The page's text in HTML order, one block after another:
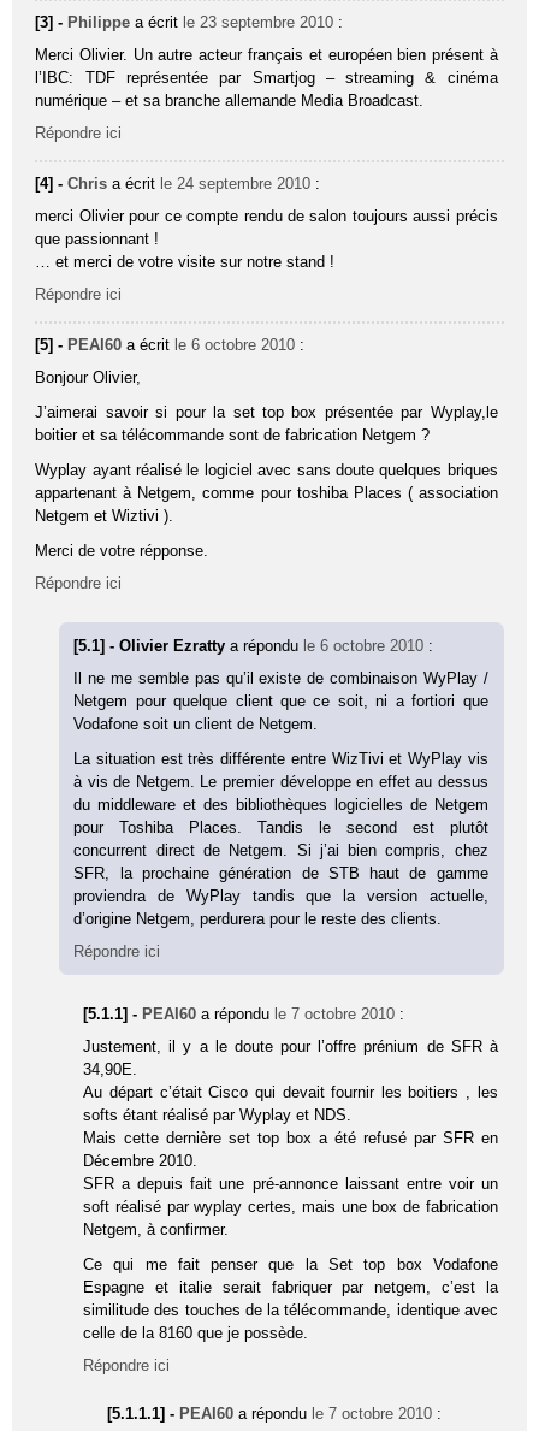
[3] - Philippe a écrit le 23 septembre 2010 :
Merci Olivier. Un autre acteur français et européen bien présent à
l’IBC: TDF représentée par Smartjog – streaming & cinéma
numérique – et sa branche allemande Media Broadcast.
Répondre ici
[4] -Chris a écrit le 24 septembre 2010 :
merci Olivier pour ce compte rendu de salon toujours aussi précis
que passionnant !
… et merci de votre visite sur notre stand !
Répondre ici
[5] - PEAI60 a écrit le 6 octobre 2010 :
Bonjour Olivier,
J’aimerai savoir si pour la set top box présentée par Wyplay,le
boitier et sa télécommande sont de fabrication Netgem ?
Wyplay ayant réalisé le logiciel avec sans doute quelques briques
appartenant à Netgem, comme pour toshiba Places ( association
Netgem et Wiztivi ).
Merci de votre répponse.
Répondre ici
[5.1] - Olivier Ezrattya répondu le 6 octobre 2010 :
Il ne me semble pas qu’il existe de combinaison WyPlay /
Netgem pour quelque client que ce soit, ni a fortiori que
Vodafone soit un client de Netgem.
La situation est très différente entre WizTivi et WyPlay vis
à vis de Netgem. Le premier développe en effet au dessus
du middleware et des bibliothèques logicielles de Netgem
pour Toshiba Places. Tandis le second est plutôt
concurrent direct de Netgem. Si j’ai bien compris, chez
SFR, la prochaine génération de STB haut de gamme
proviendra de WyPlay tandis que la version actuelle,
d’origine Netgem, perdurera pour le reste des clients.
Répondre ici
[5.1.1] - PEAI60 a répondu le 7 octobre 2010 :
Justement, il y a le doute pour l’offre prénium de SFR à
34,90E.
Au départ c’était Cisco qui devait fournir les boitiers , les
softs étant réalisé par Wyplay et NDS.
Mais cette dernière set top box a été refusé par SFR en
Décembre 2010.
SFR a depuis fait une pré-annonce laissant entre voir un
soft réalisé par wyplay certes, mais une box de fabrication
Netgem, à confirmer.
Ce qui me fait penser que la Set top box Vodafone
Espagne et italie serait fabriquer par netgem, c’est la
similitude des touches de la télécommande, identique avec
celle de la 8160 que je possède.
Répondre ici
[5.1.1.1] - PEAI60 a répondu le 7 octobre 2010 :